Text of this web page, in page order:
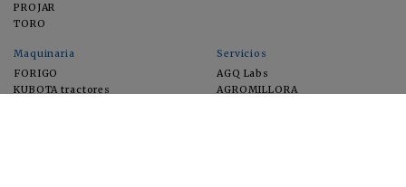
PROJAR
TORO
Maquinaria
FORIGO
KUBOTA tractores
Servicios
AGQ Labs
AGROMILLORA